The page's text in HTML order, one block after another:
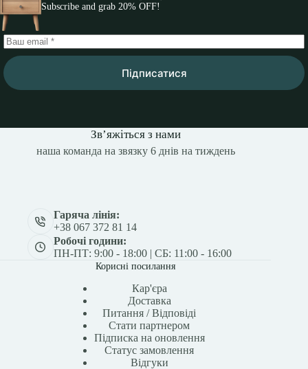
Subscribe and grab 20% OFF!
Підписатися
Зв’яжіться з нами
наша команда на звязку 6 днів на тиждень
Гаряча лінія:
+38 067 372 81 14
Робочі години:
ПН-ПТ: 9:00 - 18:00 | СБ: 11:00 - 16:00
Корисні посилання
Кар'єра
Доставка
Питання / Відповіді
Стати партнером
Підписка на оновлення
Статус замовлення
Відгуки